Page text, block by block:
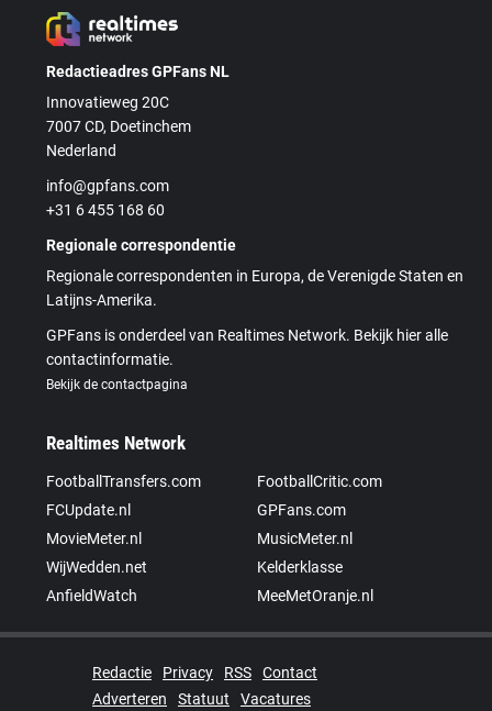
Redactieadres GPFans NL
Innovatieweg 20C
7007 CD, Doetinchem
Nederland
info@gpfans.com
+31 6 455 168 60
Regionale correspondentie
Regionale correspondenten in Europa, de Verenigde Staten en
Latijns-Amerika.
GPFans is onderdeel van Realtimes Network. Bekijk hier alle
contactinformatie.
Bekijk de contactpagina
Realtimes Network
FootballTransfers.com
FootballCritic.com
FCUpdate.nl
GPFans.com
MovieMeter.nl
MusicMeter.nl
WijWedden.net
Kelderklasse
AnfieldWatch
MeeMetOranje.nl
Redactie Privacy RSS
Contact
Adverteren
Statuut Vacatures